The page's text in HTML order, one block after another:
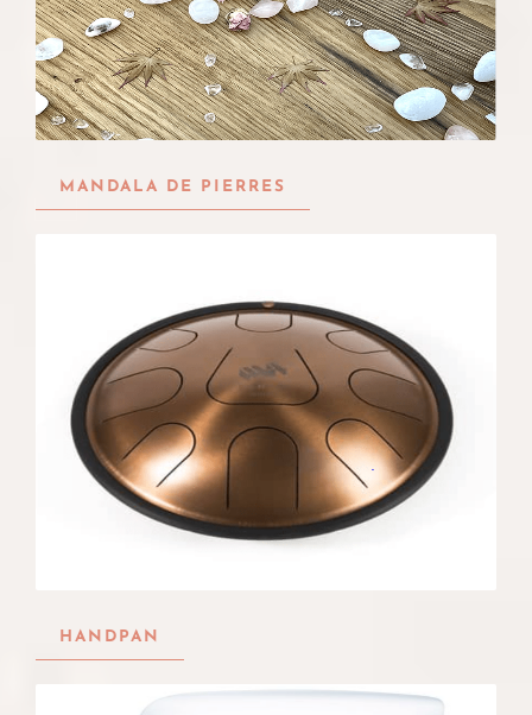
MANDALA DE PIERRES
HANDPAN